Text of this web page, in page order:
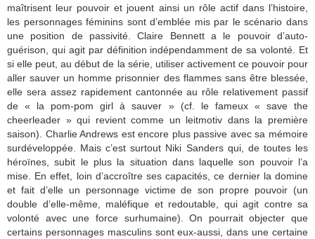
maîtrisent leur pouvoir et jouent ainsi un rôle actif dans l’histoire,
les personnages féminins sont d’emblée mis par le scénario dans
une position de passivité. Claire Bennett a le pouvoir d’auto-
guérison, qui agit par définition indépendamment de sa volonté. Et
si elle peut, au début de la série, utiliser activement ce pouvoir pour
aller sauver un homme prisonnier des flammes sans être blessée,
elle sera assez rapidement cantonnée au rôle relativement passif
de « la pom-pom girl à sauver » (cf. le fameux « save the
cheerleader » qui revient comme un leitmotiv dans la première
saison). Charlie Andrews est encore plus passive avec sa mémoire
surdéveloppée. Mais c’est surtout Niki Sanders qui, de toutes les
héroïnes, subit le plus la situation dans laquelle son pouvoir l’a
mise. En effet, loin d’accroître ses capacités, ce dernier la domine
et fait d’elle un personnage victime de son propre pouvoir (un
double d’elle-même, maléfique et redoutable, qui agit contre sa
volonté avec une force surhumaine). On pourrait objecter que
certains personnages masculins sont eux-aussi, dans une certaine